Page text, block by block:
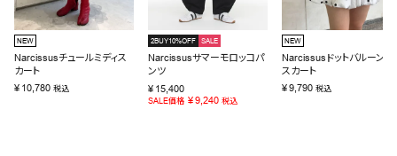
NEW
Narcissusチュールミディス
カート
¥ 10,780 税込
2BUY10%OFF SALE
Narcissusサマーモロッコパ
ンツ
¥ 15,400
SALE価格 ¥9,240 税込
NEW
Narcissusドットバルーンミ
スカート
¥9,790 税込